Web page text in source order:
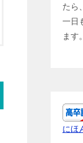
たら
一日
ます。
にほ